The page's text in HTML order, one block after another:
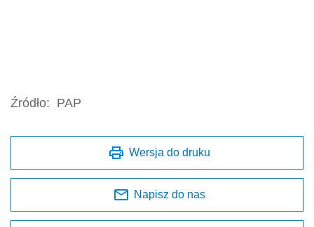
Źródło: PAP
Wersja do druku
Napisz do nas